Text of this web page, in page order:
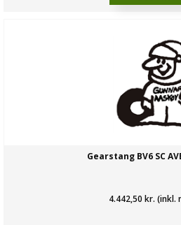
Gearstang BV6 SC
4.442,50 kr. (inkl.